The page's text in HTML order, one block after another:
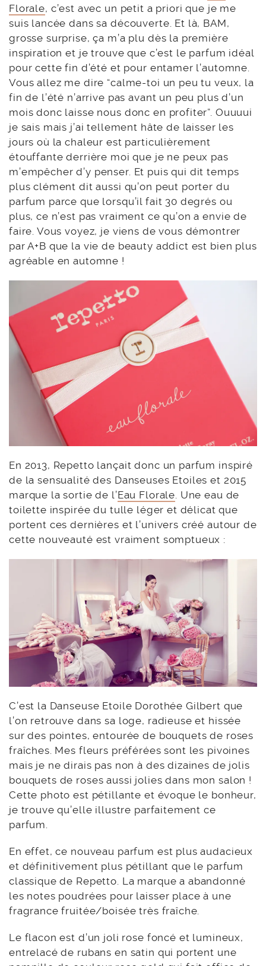
Florale, c’est avec un petit a priori que je me
suis lancée dans sa découverte. Et là, BAM,
grosse surprise, ça m’a plu dès la première
inspiration et je trouve que c’est le parfum idéal
pour cette fin d’été et pour entamer l’automne.
Vous allez me dire “calme-toi un peu tu veux, la
fin de l’été n’arrive pas avant un peu plus d’un
mois donc laisse nous donc en profiter”. Ouuuui
je sais mais j’ai tellement hâte de laisser les
jours où la chaleur est particulièrement
étouffante derrière moi que je ne peux pas
m’empêcher d’y penser. Et puis qui dit temps
plus clément dit aussi qu’on peut porter du
parfum parce que lorsqu’il fait 30 degrés ou
plus, ce n’est pas vraiment ce qu’on a envie de
faire. Vous voyez, je viens de vous démontrer
par A+B que la vie de beauty addict est bien plus
agréable en automne !
En 2013, Repetto lançait donc un parfum inspiré
de la sensualité des Danseuses Etoiles et 2015
marque la sortie de l’Eau Florale . Une eau de
toilette inspirée du tulle léger et délicat que
portent ces dernières et l’univers créé autour de
cette nouveauté est vraiment somptueux :
C’est la Danseuse Etoile Dorothée Gilbert que
l’on retrouve dans sa loge, radieuse et hissée
sur des pointes, entourée de bouquets de roses
fraîches. Mes fleurs préférées sont les pivoines
mais je ne dirais pas non à des dizaines de jolis
bouquets de roses aussi jolies dans mon salon !
Cette photo est pétillante et évoque le bonheur,
je trouve qu’elle illustre parfaitement ce
parfum.
En effet, ce nouveau parfum est plus audacieux
et définitivement plus pétillant que le parfum
classique de Repetto. La marque a abandonné
les notes poudrées pour laisser place à une
fragrance fruitée/boisée très fraîche.
Le flacon est d’un joli rose foncé et lumineux,
entrelacé de rubans en satin qui portent une